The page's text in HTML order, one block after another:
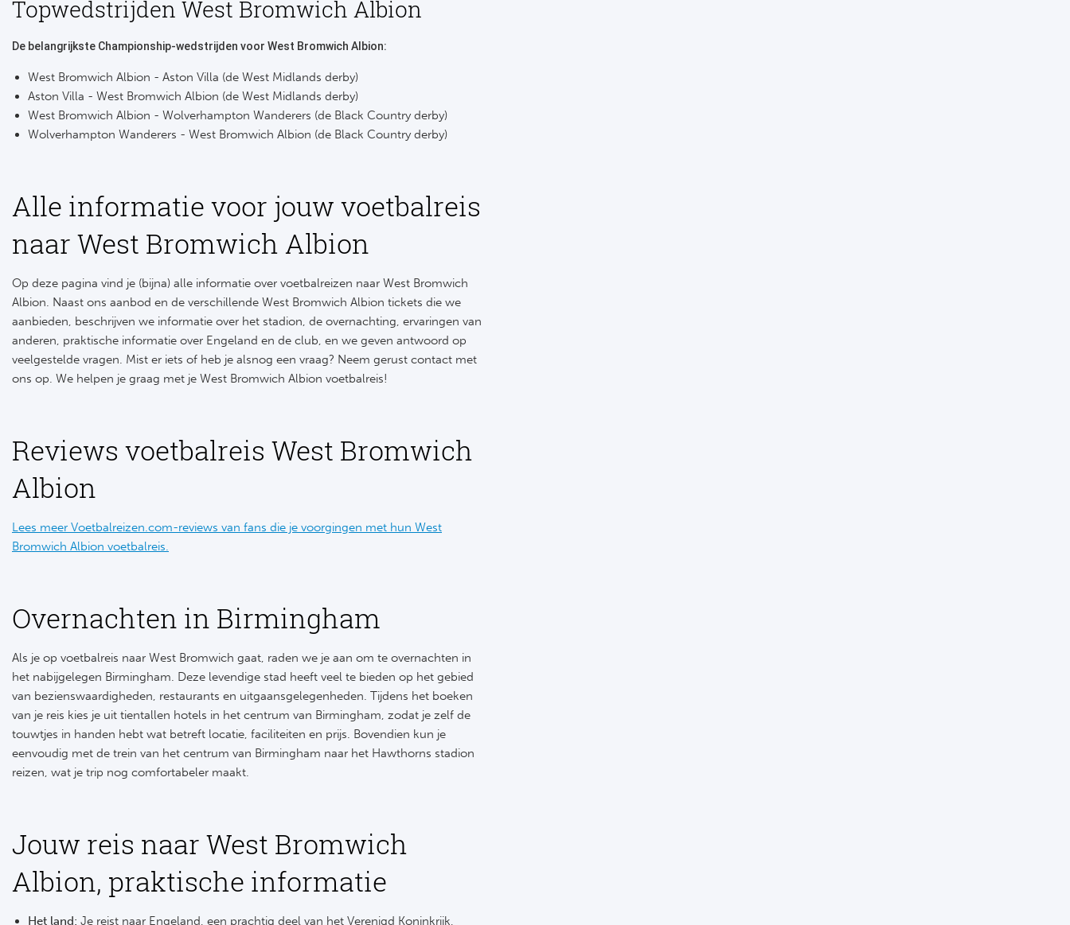
Topwedstrijden West Bromwich Albion
De belangrijkste Championship-wedstrijden voor West Bromwich Albion:
West Bromwich Albion - Aston Villa (de West Midlands derby)
Aston Villa - West Bromwich Albion (de West Midlands derby)
West Bromwich Albion - Wolverhampton Wanderers (de Black Country derby)
Wolverhampton Wanderers - West Bromwich Albion (de Black Country derby)
Alle informatie voor jouw voetbalreis
naar West Bromwich Albion
Op deze pagina vind je (bijna) alle informatie over voetbalreizen naar West Bromwich
Albion. Naast ons aanbod en de verschillende West Bromwich Albion tickets die we
aanbieden, beschrijven we informatie over het stadion, de overnachting, ervaringen van
anderen, praktische informatie over Engeland en de club, en we geven antwoord op
veelgestelde vragen. Mist er iets of heb je alsnog een vraag? Neem gerust contact met
ons op. We helpen je graag met je West Bromwich Albion voetbalreis!
Reviews voetbalreis West Bromwich
Albion
Lees meer Voetbalreizen.com-reviews van fans die je voorgingen met hun West
Bromwich Albion voetbalreis.
Overnachten in Birmingham
Als je op voetbalreis naar West Bromwich gaat, raden we je aan om te overnachten in
het nabijgelegen Birmingham. Deze levendige stad heeft veel te bieden op het gebied
van bezienswaardigheden, restaurants en uitgaansgelegenheden. Tijdens het boeken
van je reis kies je uit tientallen hotels in het centrum van Birmingham, zodat je zelf de
touwtjes in handen hebt wat betreft locatie, faciliteiten en prijs. Bovendien kun je
eenvoudig met de trein van het centrum van Birmingham naar het Hawthorns stadion
reizen, wat je trip nog comfortabeler maakt.
Jouw reis naar West Bromwich
Albion, praktische informatie
Het land: Je reist naar Engeland, een prachtig deel van het Verenigd Koninkrijk,